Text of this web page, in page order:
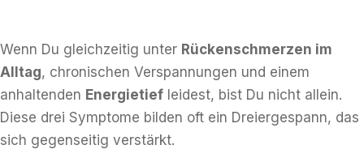
Wenn Du gleichzeitig unter Rückenschmerzen im
Alltag, chronischen Verspannungen und einem
anhaltenden Energietief leidest, bist Du nicht allein.
Diese drei Symptome bilden oft ein Dreiergespann, das
sich gegenseitig verstärkt.